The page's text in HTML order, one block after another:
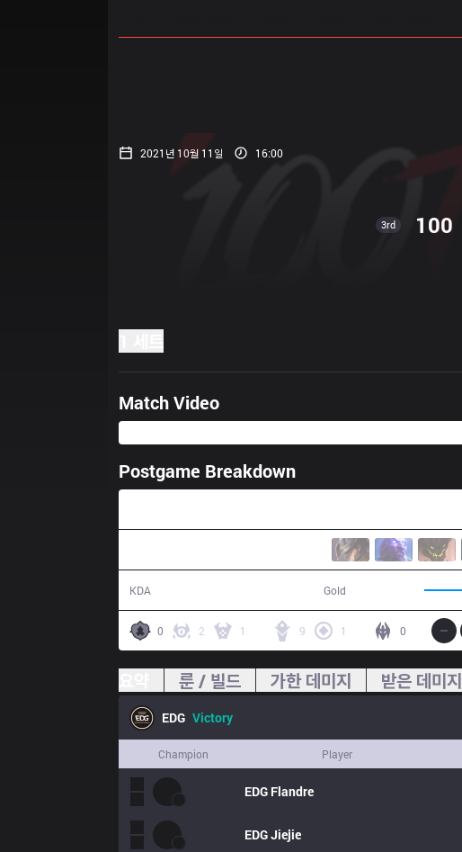
2021년 10월 11일 16:00
3rd 100
Match Video
Postgame Breakdown
KDA Gold
0 2 1 9 1 0
룬 / 빌드 가한 데미지 받은 데미지
EDG Victory
Champion Player
EDG Flandre
EDGJiejie